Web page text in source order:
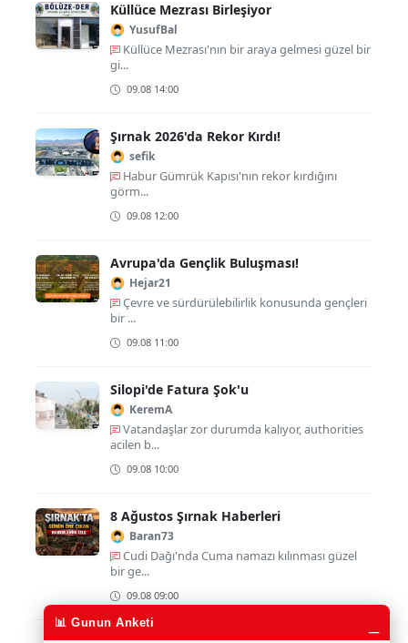
Küllüce Mezrası Birleşiyor
YusufBal
Küllüce Mezrası'nın bir araya gelmesi güzel bir
gi...
09.08 14:00
Şırnak 2026'da Rekor Kırdı!
sefik
Habur Gümrük Kapısı'nın rekor kırdığını
görm...
09.08 12:00
Avrupa'da Gençlik Buluşması!
Hejar21
Çevre ve sürdürülebilirlik konusunda gençleri
bir ...
09.08 11:00
Silopi'de Fatura Şok'u
KeremA
Vatandaşlar zor durumda kalıyor, authorities
acilen b...
09.08 10:00
8 Ağustos Şırnak Haberleri
Baran73
Cudi Dağı'nda Cuma namazı kılınması güzel
bir ge...
09.08 09:00
📊 Gunun Anketi